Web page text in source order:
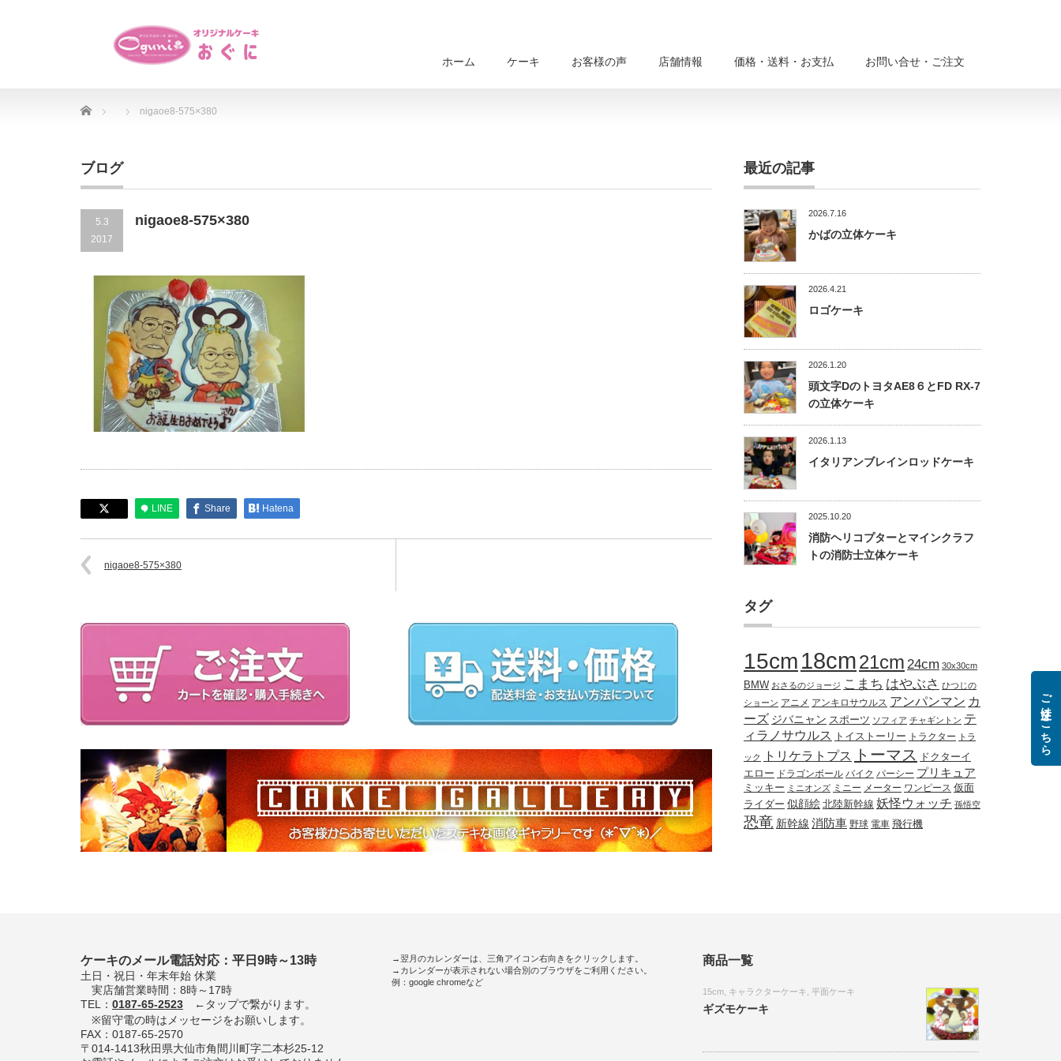
ホーム ケーキ お客様の声 店舗情報 価格・送料・お支払 お問い合せ・ご注文
Home nigaoe8-575×380
ブログ
5.3
2017
nigaoe8-575×380
LINE Share Hatena
nigaoe8-575×380
最近の記事
2026.7.16
かばの立体ケーキ
2026.4.21
ロゴケーキ
2026.1.20
頭文字DのトヨタAE8６とFD RX-7
の立体ケーキ
2026.1.13
イタリアンブレインロッドケーキ
2025.10.20
消防ヘリコプターとマインクラフ
トの消防士立体ケーキ
タグ
15cm18cm21cm 24cm 30x30cm
BMW おさるのジョージ こまち はやぶさ ひつじの
ショーン アニメ アンキロサウルス アンパンマン カ
ーズ ジバニャン スポーツ ソフィア チャギントン テ
ィラノサウルス
トイストーリー トラクター トラ
ック トリケラトプス トーマス
ドクターイ
エロー
ドラゴンボール バイク パーシー プリキュア
ミッキー ミニオンズ ミニー メーター ワンピース 仮面
ライダー 似顔絵 北陸新幹線 妖怪ウォッチ 孫悟空
恐竜 新幹線 消防車 野球 電車 飛行機
ケーキのメール電話対応：平日9時～13時
土日・祝日・年末年始 休業
実店舗営業時間：8時～17時
TEL： 0187-65-2523 ←タップで繋がります。
※留守電の時はメッセージをお願いします。
FAX：0187-65-2570
〒014-1413秋田県大仙市角間川町字二本杉25-12
→翌月のカレンダーは、三角アイコン右向きをクリックします。
→カレンダーが表示されない場合別のブラウザをご利用ください。
例：google chromeなど
商品一覧
15cm キャラクターケーキ 平面ケーキ
ギズモケーキ
ご注文はこちら